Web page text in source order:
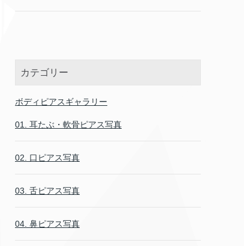
カテゴリー
ボディピアスギャラリー
01. 耳たぶ・軟骨ピアス写真
02. 口ピアス写真
03. 舌ピアス写真
04. 鼻ピアス写真